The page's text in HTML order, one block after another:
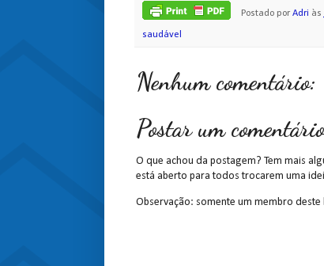
Postado por Adri às
saudável
Nenhum comentário:
Postar um comentário
O que achou da postagem? Tem mais
está aberto para todos trocarem uma
Observação: somente um membro